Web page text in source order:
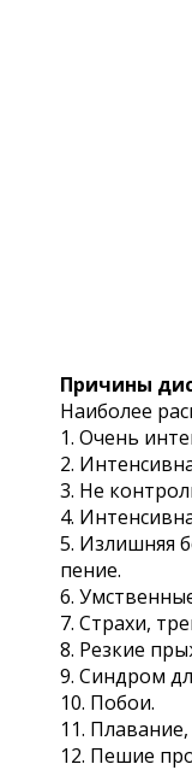
Причины
Наиболее
1. Очень
2.
3. Не
4.
5. Излишняя
пение.
6.
7. Страхи,
8. Резкие
9. Синдром
10. Побои.
11.
12. Пешие